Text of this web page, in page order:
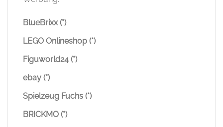
BlueBrixx (*)
LEGO Onlineshop (*)
Figuworld24 (*)
ebay (*)
Spielzeug Fuchs (*)
BRICKMO (*)